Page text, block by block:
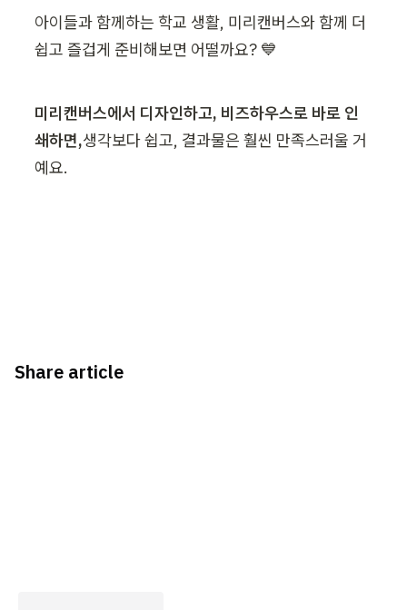
아이들과 함께하는 학교 생활, 미리캔버스와 함께 더
쉽고 즐겁게 준비해보면 어떨까요? 💙
미리캔버스에서 디자인하고, 비즈하우스로 바로 인
쇄하면,생각보다 쉽고, 결과물은 훨씬 만족스러울 거
예요.
Share article